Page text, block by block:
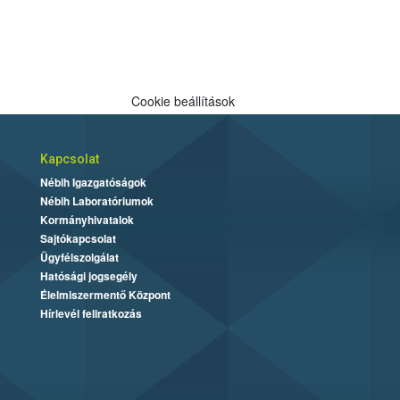
Cookie beállítások
Kapcsolat
Nébih Igazgatóságok
Nébih Laboratóriumok
Kormányhivatalok
Sajtókapcsolat
Ügyfélszolgálat
Hatósági jogsegély
Élelmiszermentő Központ
Hírlevél feliratkozás